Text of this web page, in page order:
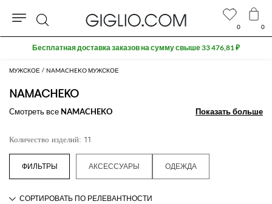
МУЖСКОЕ NAMACHEKO МУЖСКОЕ
NAMACHEKO
Смотреть все NAMACHEKO Показать больше
Показать больше
Количество изделий: 11
АКСЕССУАРЫ ОДЕЖДА
0 0
Поиск
Бесплатная доставка заказов на сумму свыше 33 476,81 ₽